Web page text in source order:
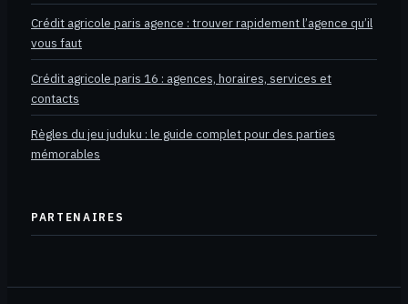
Crédit agricole paris agence : trouver rapidement l’agence qu’il
vous faut
Crédit agricole paris 16 : agences, horaires, services et
contacts
Règles du jeu juduku : le guide complet pour des parties
mémorables
PARTENAIRES